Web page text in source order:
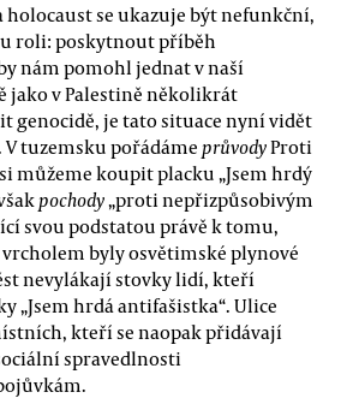
holocaust se ukazuje být nefunkční,
roli: poskytnout příběh
nám pomohl jednat v naší
jako v Palestině několikrát
genocidě, je tato situace nyní vidět
V tuzemsku pořádáme průvodyProti
můžeme koupit placku „Jsem hrdý
pochody„proti nepřizpůsobivým
svou podstatou právě k tomu,
byly osvětimské plynové
nevylákají stovky lidí, kteří
„Jsem hrdá antifašistka“. Ulice
kteří se naopak přidávají
spravedlnosti